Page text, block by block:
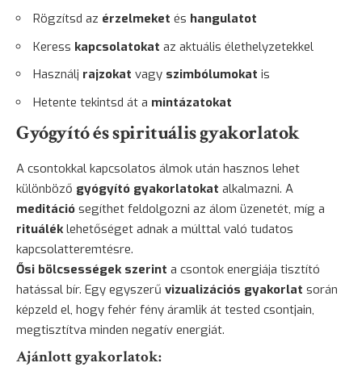
Rögzítsd az érzelmeket és hangulatot
Keress kapcsolatokat az aktuális élethelyzetekkel
Használj rajzokat vagy szimbólumokat is
Hetente tekintsd át a mintázatokat
Gyógyító és spirituális gyakorlatok
A csontokkal kapcsolatos álmok után hasznos lehet
különböző gyógyító gyakorlatokat alkalmazni. A
meditáció segíthet feldolgozni az álom üzenetét, míg a
rituáléklehetőséget adnak a múlttal való tudatos
kapcsolatteremtésre.
Ősi bölcsességek szerint a csontok energiája tisztító
hatással bír. Egy egyszerű vizualizációs gyakorlat során
képzeld el, hogy fehér fény áramlik át tested csontjain,
megtisztítva minden negatív energiát.
Ajánlott gyakorlatok: